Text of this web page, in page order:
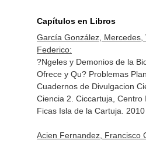
Capítulos en Libros
García González, Mercedes,
Federico:
?Ngeles y Demonios de la
Ofrece y Qu? Problemas
Cuadernos de Divulgacion
Ciencia 2 . Ciccartuja,
Ficas Isla de la Cartuja. 2010
Acien Fernandez, Francisco